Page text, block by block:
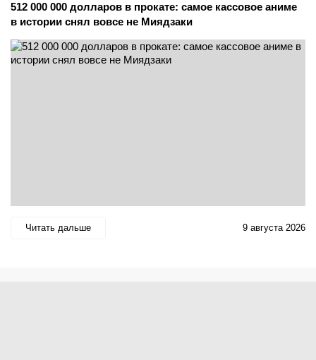
512 000 000 долларов в прокате: самое кассовое аниме
в истории снял вовсе не Миядзаки
Читать дальше 9 августа 2026